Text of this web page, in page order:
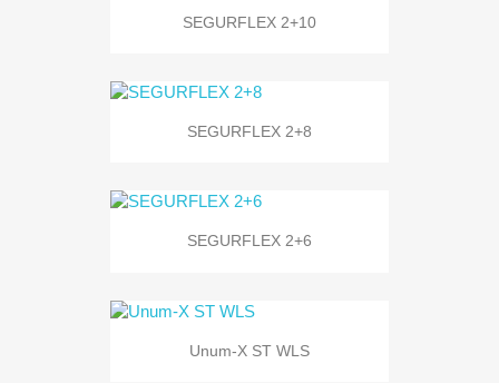
SEGURFLEX 2+10
SEGURFLEX 2+8
SEGURFLEX 2+6
Unum-X ST WLS